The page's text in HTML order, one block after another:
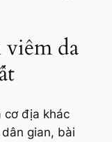
da
cơ địa khác
gian, bài